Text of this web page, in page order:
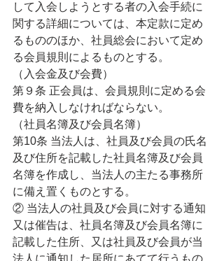
して入会しようとする者の入会手続に
関する詳細については、本定款に定め
るもののほか、社員総会において定め
る会員規則によるものとする。
（入会金及び会費）
第９条 正会員は、会員規則に定める会
費を納入しなければならない。
（社員名簿及び会員名簿）
第10条 当法人は、社員及び会員の氏名
及び住所を記載した社員名簿及び会員
名簿を作成し、当法人の主たる事務所
に備え置くものとする。
② 当法人の社員及び会員に対する通知
又は催告は、社員名簿及び会員名簿に
記載した住所、又は社員及び会員が当
法人に通知した居所にあてて行うもの